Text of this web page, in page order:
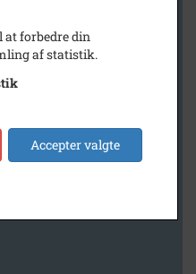
forbedre din
af statistik.
Accepter valgte